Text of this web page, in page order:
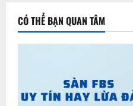
CÓ THỂ BẠN QUAN TÂM